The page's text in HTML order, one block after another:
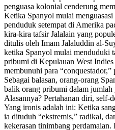
penguasa kolonial cenderung
Ketika Spanyol mulai menguasasi
penduduk setempat di Amerika
kira-kira tafsir Jalalain yang
ditulis oleh Imam Jalaluddin al-
ketika Spanyol mulai menduduki
pribumi di Kepulauan West
membunuhi para
Sebagai balasan, orang-orang
balik orang pribumi dalam
Alasannya? Pertahanan diri, self-
Yang ironis adalah ini: Ketika
ia dituduh “ekstremis,” radikal,
kekerasan tinimbang